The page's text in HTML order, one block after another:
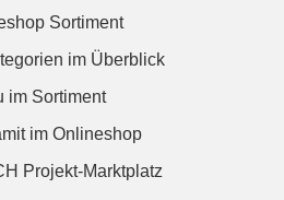
Sortiment
im Überblick
im Sortiment
im Onlineshop
Projekt-Marktplatz